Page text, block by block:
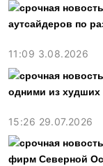
аутсайдеров по
11:09 3.08.2026
одними из
15:26 29.07.2026
фирм Северной